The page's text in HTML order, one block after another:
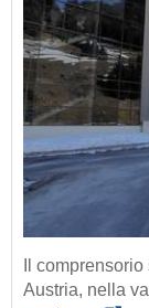
Il
Austria, nella